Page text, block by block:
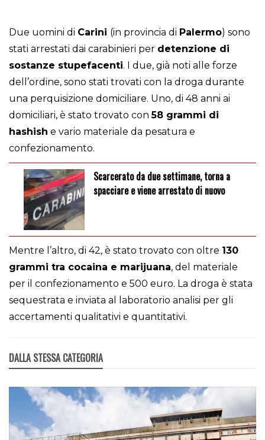
Due uomini di Carini (in provincia di Palermo) sono
stati arrestati dai carabinieri per detenzione di
sostanze stupefacenti. I due, già noti alle forze
dell’ordine, sono stati trovati con la droga durante
una perquisizione domiciliare. Uno, di 48 anni ai
domiciliari, è stato trovato con58 grammi di
hashish e vario materiale da pesatura e
confezionamento.
Scarcerato da due settimane, torna a
spacciare e viene arrestato di nuovo
Mentre l’altro, di 42, è stato trovato con oltre 130
grammi tra cocaina e marijuana, del materiale
per il confezionamento e 500 euro. La droga è stata
sequestrata e inviata al laboratorio analisi per gli
accertamenti qualitativi e quantitativi.
DALLA STESSA CATEGORIA